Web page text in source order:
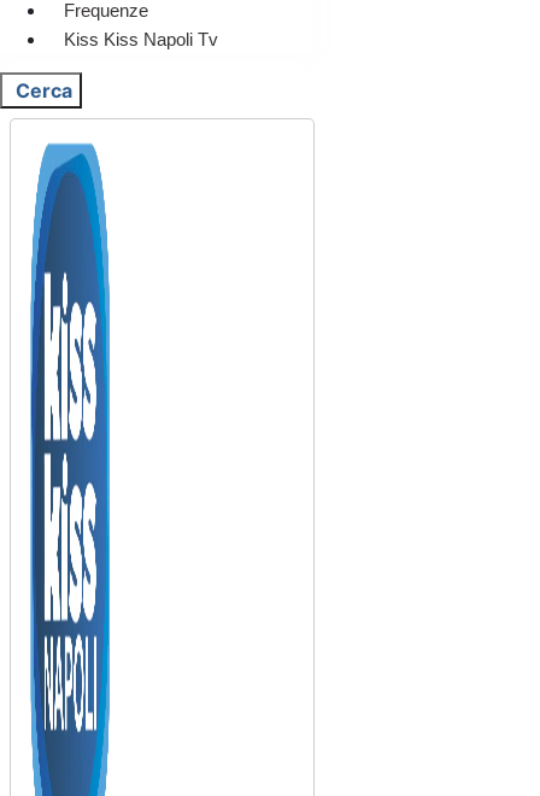
Frequenze
Kiss Kiss Napoli Tv
Cerca